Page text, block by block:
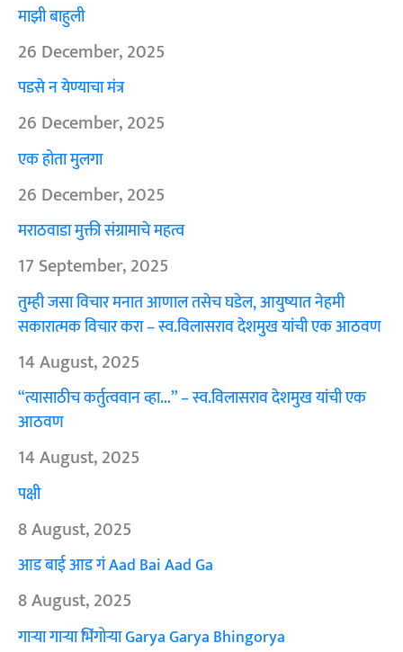
माझी बाहुली
26 December, 2025
पडसे न येण्याचा मंत्र
26 December, 2025
एक होता मुलगा
26 December, 2025
मराठवाडा मुक्ती संग्रामाचे महत्व
17 September, 2025
तुम्ही जसा विचार मनात आणाल तसेच घडेल, आयुष्यात नेहमी
सकारात्मक विचार करा – स्व.विलासराव देशमुख यांची एक आठवण
14 August, 2025
“त्यासाठीच कर्तुत्ववान व्हा…” – स्व.विलासराव देशमुख यांची एक
आठवण
14 August, 2025
पक्षी
8 August, 2025
आड बाई आड गं Aad Bai Aad Ga
8 August, 2025
गाऱ्या गाऱ्या भिंगोऱ्या Garya Garya Bhingorya